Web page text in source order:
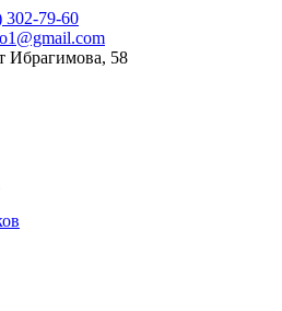
302-79-60
Ибрагимова, 58